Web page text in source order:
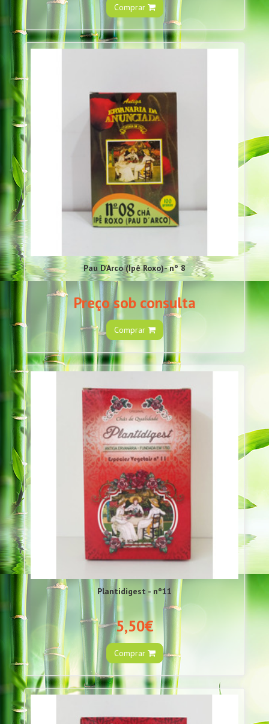
Comprar
Pau D'Arco (Ipê Roxo)- nº 8
Preço sob consulta
Comprar
Plantidigest - nº11
5,50€
Comprar